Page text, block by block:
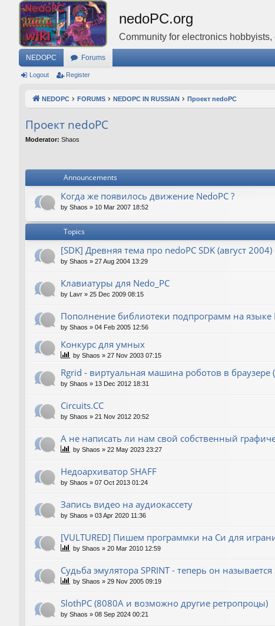
nedoPC.org
Community for electronics
NEDOPC Forums
Logout Register
NEDOPC FORUMS NEDOPC IN RUSSIAN Проект nedoPC
Проект nedoPC
Moderator: Shaos
Announcements
Когда же появилось движение NedoPC ?
by Shaos » 10 Mar 2007 18:52
Topics
[SDK] Древняя тема про nedoPC SDK (август 2004)
by Shaos » 27 Aug 2004 13:29
Клавиатуры для Nedo_PC
by Lavr » 25 Dec 2009 08:15
Пополнение библиотеки подпрограмм на языке
by Shaos » 04 Feb 2005 12:56
Конкурс для умных
by Shaos » 27 Nov 2003 07:15
Rgrid - виртуальная машина роботов в браузере
by Shaos » 13 Dec 2012 18:31
Circuits.CC
by Shaos » 21 Nov 2012 20:52
А не написать ли нам свой собственный
by Shaos » 22 May 2023 23:27
Недоархиватор SHAFF
by Shaos » 07 Oct 2013 01:24
Запись видео на аудиокассету
by Shaos » 03 Apr 2020 11:36
[VULTURED] Пишем программки на Си для
by Shaos » 20 Mar 2010 12:59
Судьба эмулятора SPRINT - теперь он
by Shaos » 29 Nov 2005 09:19
SlothPC (8080A и возможно другие ретропроцы)
by Shaos » 08 Sep 2024 00:21